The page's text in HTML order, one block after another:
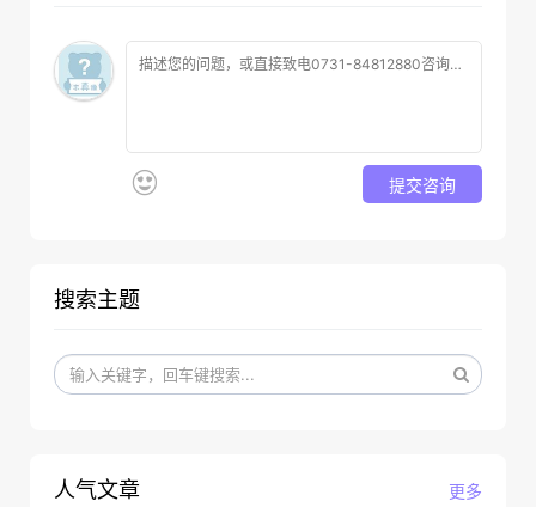
提交咨询
搜索主题
更多
人气文章